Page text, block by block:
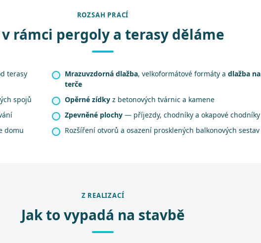
ROZSAH PRACÍ
v rámci pergoly a terasy děláme
terasy Mrazuvzdorná dlažba, velkoformátové formáty a dlažba na
terče
spojů Opěrné zídky z betonových tvárnic a kamene
Zpevněné plochy — příjezdy, chodníky a okapové chodníky
domu Rozšíření otvorů a osazení prosklených balkonových sestav
Z REALIZACÍ
Jak to vypadá na stavbě